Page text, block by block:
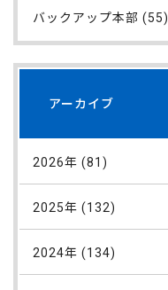
バックアップ本部 (55)
アーカイブ
2026年 (81)
2025年 (132)
2024年 (134)